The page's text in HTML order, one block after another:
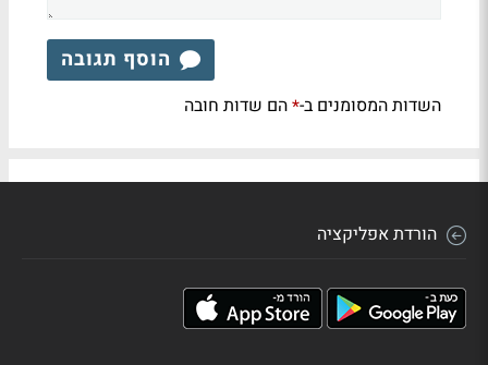
הוסף תגובה
השדות המסומנים ב-*הם שדות חובה
הורדת אפליקציה